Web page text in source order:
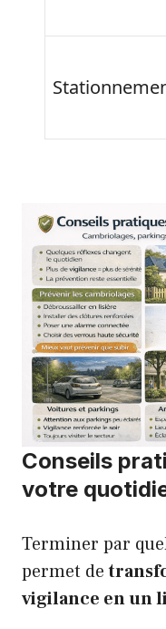
Conseils
votre
Terminer par
permet de
vigilance en un